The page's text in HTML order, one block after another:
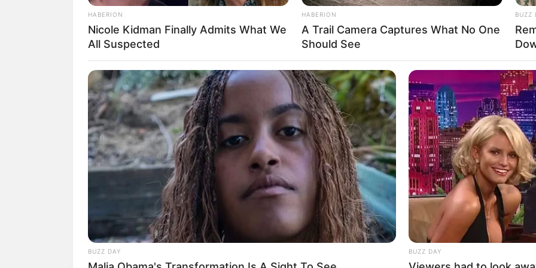
Mute
HABERION
Nicole Kidman Finally Admits What We
All Suspected
HABERION
A Trail Camera Captures What No One
Should See
BUZZ
BUZZ DAY BUZZ DAY